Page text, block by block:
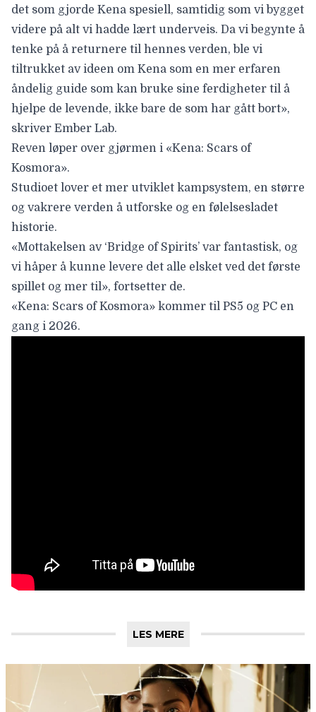
det som gjorde Kena spesiell, samtidig som vi bygget
videre på alt vi hadde lært underveis. Da vi begynte å
tenke på å returnere til hennes verden, ble vi
tiltrukket av ideen om Kena som en mer erfaren
åndelig guide som kan bruke sine ferdigheter til å
hjelpe de levende, ikke bare de som har gått bort»,
skriver Ember Lab.
Reven løper over gjørmen i «Kena: Scars of
Kosmora».
Studioet lover et mer utviklet kampsystem, en større
og vakrere verden å utforske og en følelsesladet
historie.
«Mottakelsen av ‘Bridge of Spirits’ var fantastisk, og
vi håper å kunne levere det alle elsket ved det første
spillet og mer til», fortsetter de.
«Kena: Scars of Kosmora» kommer til PS5 og PC en
gang i 2026.
LES MERE